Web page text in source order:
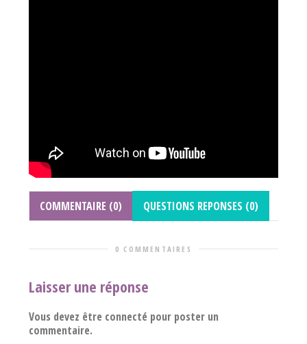
COMMENTAIRE (0) QUESTIONS REPONSES (0)
0 COMMENTAIRES
Laisser une réponse
Vous devez être connecté pour poster un
commentaire.